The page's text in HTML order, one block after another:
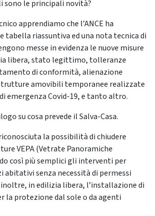
sono le principali novità?
apprendiamo che l’ANCE ha
tabella riassuntiva ed una nota tecnica di
messe in evidenza le nuove misure
libera, stato legittimo, tolleranze
di conformità, alienazione
amovibili temporanee realizzate
emergenza Covid-19, e tanto altro.
su cosa prevede il Salva-Casa.
riconosciuta la possibilità di chiudere
VEPA (Vetrate Panoramiche
così più semplici gli interventi per
abitativi senza necessità di permessi
in edilizia libera, l’installazione di
la protezione dal sole o da agenti